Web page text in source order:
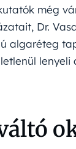
még
Dr.
algaréteg
lenyeli